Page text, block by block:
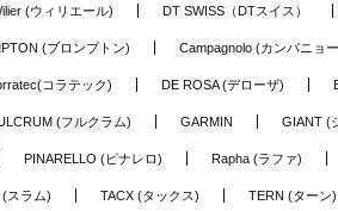
(ウィリエール) DT SWISS（DTスイス）
(ブロンプトン) Campagnolo (カンパニョ
コラテック) DE ROSA (デローザ)
(フルクラム) GARMIN GIANT (
PINARELLO (ピナレロ) Rapha (ラファ)
(スラム) TACX (タックス) TERN (ターン)